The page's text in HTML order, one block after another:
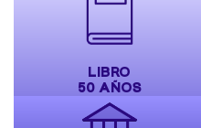
LIBRO
50 AÑOS